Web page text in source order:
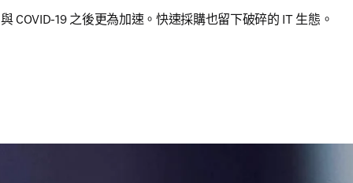
COVID‑19 之後更為加速。快速採購也留下破碎的 IT 生態。